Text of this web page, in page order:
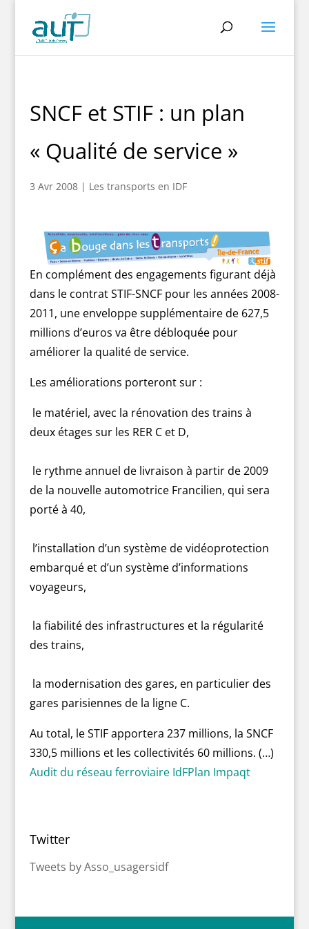
SNCF et STIF : un plan
« Qualité de service »
3 Avr 2008| Les transports en IDF
En complément des engagements figurant déjà
dans le contrat STIF-SNCF pour les années 2008-
2011, une enveloppe supplémentaire de 627,5
millions d’euros va être débloquée pour
améliorer la qualité de service.
Les améliorations porteront sur :
le matériel, avec la rénovation des trains à
deux étages sur les RER C et D,
le rythme annuel de livraison à partir de 2009
de la nouvelle automotrice Francilien, qui sera
porté à 40,
l’installation d’un système de vidéoprotection
embarqué et d’un système d’informations
voyageurs,
la fiabilité des infrastructures et la régularité
des trains,
la modernisation des gares, en particulier des
gares parisiennes de la ligne C.
Au total, le STIF apportera 237 millions, la SNCF
330,5 millions et les collectivités 60 millions. (…)
Audit du réseau ferroviaire IdFPlan Impaqt
Twitter
Tweets by Asso_usagersidf